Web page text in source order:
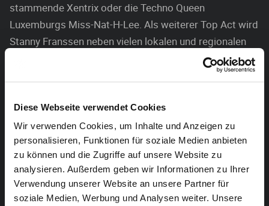
Diese Webseite verwendet Cookies
Wir verwenden Cookies, um Inhalte und Anzeigen zu
personalisieren, Funktionen für soziale Medien anbieten
zu können und die Zugriffe auf unsere Website zu
analysieren. Außerdem geben wir Informationen zu Ihrer
Verwendung unserer Website an unsere Partner für
soziale Medien, Werbung und Analysen weiter. Unsere
stammende Xentrix oder die Techno Queen
Luxemburgs Miss-Nat-H-Lee. Als weiterer Top Act wird
Stanny Franssen neben vielen lokalen und regionalen
Künstlern die Plattenteller zum Qualmen bringen.
Line-Up!
House Raum:
20.30 – 23.00: David J. Miller vs The Architect
23.00 – 00.30: Moltorobot
00.30 – 02.00: JustMonti
02.00 – 03.30: Vin-E
03.30 – 05.00: Markus Königs